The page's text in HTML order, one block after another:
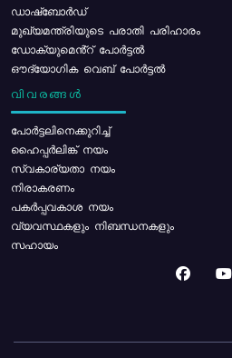
ഡാഷ്ബോർഡ്
മുഖ്യമന്ത്രിയുടെ പരാതി പരിഹാരം
ഡോക്യുമെൻ്റ് പോർട്ടൽ
ഔദ്യോഗിക വെബ് പോർട്ടൽ
വിവരങ്ങൾ
പോര്‍ട്ടലിനെക്കുറിച്ച്
ഹൈപ്പർലിങ്ക് നയം
സ്വകാര്യതാ നയം
നിരാകരണം
പകർപ്പവകാശ നയം
വ്യവസ്ഥകളും നിബന്ധനകളും
സഹായം